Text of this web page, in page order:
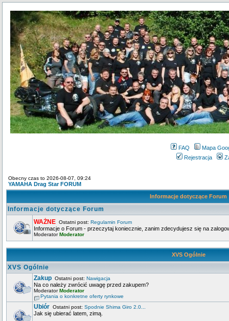
FAQ
Mapa
Rejestracja
Obecny czas to 2026-08-07, 09:24
YAMAHA Drag Star FORUM
Informacje dotyczące Forum
Informacje dotyczące Forum
WAŻNE Ostatni post: Regulamin Forum
Informacje o Forum - przeczytaj koniecznie, zanim zdecydujesz się na
ModeratorModerator
XVS Ogólnie
XVS Ogólnie
Zakup Ostatni post: Nawigacja
Na co należy zwrócić uwagę przed zakupem?
ModeratorModerator
Pytania o konkretne oferty rynkowe
Ubiór Ostatni post: Spodnie Shima Giro 2.0...
Jak się ubierać latem, zimą.